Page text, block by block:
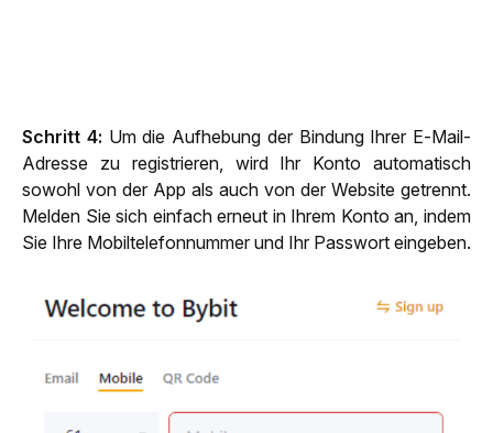
Schritt 4: Um die Aufhebung der Bindung Ihrer E-Mail-
Adresse zu registrieren, wird Ihr Konto automatisch
sowohl von der App als auch von der Website getrennt.
Melden Sie sich einfach erneut in Ihrem Konto an, indem
Sie Ihre Mobiltelefonnummer und Ihr Passwort eingeben.